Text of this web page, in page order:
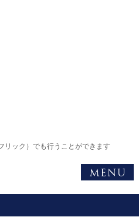
リック）でも行うことができます